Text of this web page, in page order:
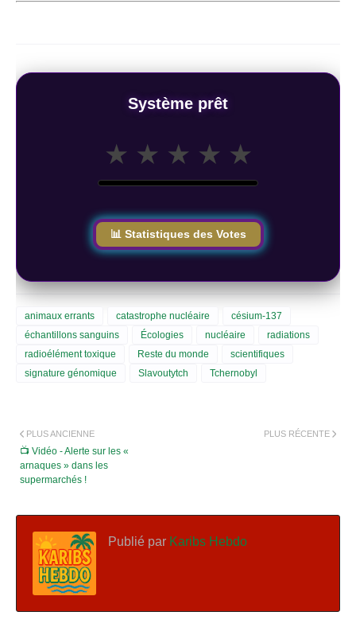
Système prêt
★ ★ ★ ★ ★
📊 Statistiques des Votes
animaux errants catastrophe nucléaire
césium-137
échantillons sanguins
Écologies nucléaire
radiations
radioélément toxique
Reste du monde
scientifiques
signature génomique
Slavoutytch Tchernobyl
PLUS RÉCENTE
PLUS ANCIENNE
📺 Vidéo - Alerte sur les «
arnaques » dans les
supermarchés !
Publié par Karibs Hebdo